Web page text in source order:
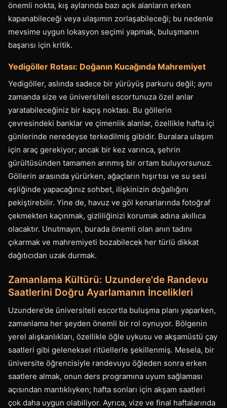
önemli nokta, kış aylarında bazı açık alanların erken
kapanabileceği veya ulaşımın zorlaşabileceği; bu nedenle
mevsime uygun lokasyon seçimi yapmak, buluşmanın
başarısı için kritik.
Yedigöller Rotası: Doğanın Kucağında Mahremiyet
Yedigöller, aslında sadece bir yürüyüş parkuru değil; aynı
zamanda size ve üniversiteli escortunuza özel anlar
yaratabileceğiniz bir kaçış noktası. Bu göllerin
çevresindeki banklar ve çimenlik alanlar, özellikle hafta içi
günlerinde neredeyse terkedilmiş gibidir. Buralara ulaşım
için araç gerekiyor; ancak bir kez varınca, şehrin
gürültüsünden tamamen arınmış bir ortam buluyorsunuz.
Göllerin arasında yürürken, ağaçların hışırtısı ve su sesi
eşliğinde yapacağınız sohbet, ilişkinizin doğallığını
pekiştirebilir. Yine de, havuz ve göl kenarlarında fotoğraf
çekmekten kaçınmak, gizliliğinizi korumak adına akıllıca
olacaktır. Unutmayın, burada önemli olan anın tadını
çıkarmak ve mahremiyeti bozabilecek her türlü dikkat
dağıtıcıdan uzak durmak.
Zamanlama Kültürü: Uzundere'de Randevu
Saatlerini Doğru Ayarlamanın İncelikleri
Uzundere’de üniversiteli escortla buluşma planı yaparken,
zamanlama her şeyden önemli bir rol oynuyor. Bölgenin
yerel alışkanlıkları, özellikle öğle uykusu ve akşamüstü çay
saatleri gibi geleneksel ritüellerle şekillenmiş. Mesela, bir
üniversite öğrencisiyle randevuyu öğleden sonra erken
saatlere almak, onun ders programına uyum sağlaması
açısından mantıklıyken; hafta sonları için akşam saatleri
çok daha uygun olabiliyor. Ayrıca, vize ve final haftalarında